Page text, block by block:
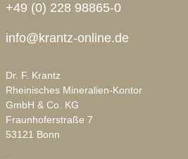
+49 (0) 228 98865-0
info@krantz-online.de
Dr. F. Krantz
Rheinisches Mineralien-Kontor
GmbH & Co. KG
Fraunhoferstraße 7
53121 Bonn